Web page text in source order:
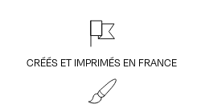
CRÉÉS ET IMPRIMÉS EN FRANCE